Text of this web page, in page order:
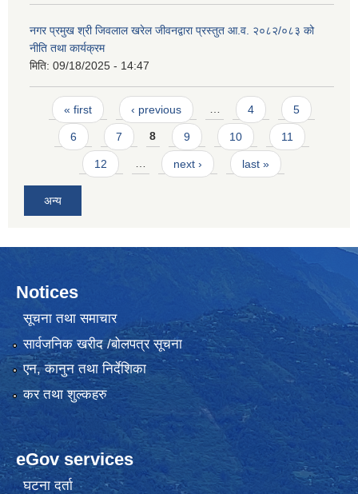
नगर प्रमुख श्री जिवलाल खरेल जीवनद्वारा प्रस्तुत आ.व. २०८२/०८३ को
नीति तथा कार्यक्रम
मिति: 09/18/2025 - 14:47
Pages
« first ‹ previous … 4 5
6 7 8 9 10 11
12 … next › last »
अन्य
Notices
सूचना तथा समाचार
सार्वजनिक खरीद /बोलपत्र सूचना
एन, कानुन तथा निर्देशिका
कर तथा शुल्कहरु
eGov services
घटना दर्ता